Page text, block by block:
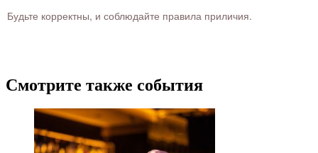
Будьте корректны, и соблюдайте правила приличия.
Смотрите также события